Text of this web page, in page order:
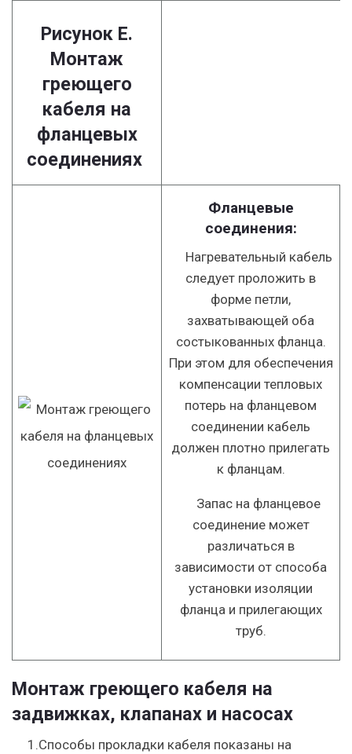
Рисунок E.
Монтаж
греющего
кабеля на
фланцевых
соединениях
Фланцевые
соединения:
Нагревательный кабель
следует проложить в
форме петли,
захватывающей оба
состыкованных фланца.
При этом для обеспечения
компенсации тепловых
потерь на фланцевом
соединении кабель
должен плотно прилегать
к фланцам.
Запас на фланцевое
соединение может
различаться в
зависимости от способа
установки изоляции
фланца и прилегающих
труб.
Монтаж греющего кабеля на
задвижках, клапанах и насосах
1.Способы прокладки кабеля показаны на